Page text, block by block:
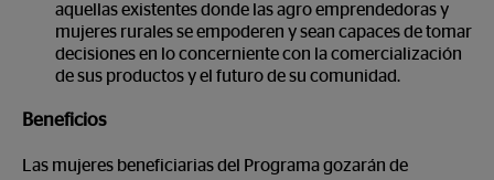
aquellas existentes donde las agro emprendedoras y
mujeres rurales se empoderen y sean capaces de tomar
decisiones en lo concerniente con la comercialización
de sus productos y el futuro de su comunidad.
Beneficios
Las mujeres beneficiarias del Programa gozarán de